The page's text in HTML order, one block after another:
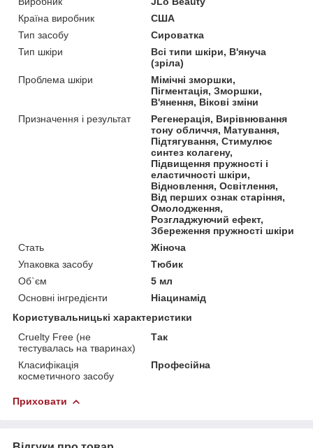
Країна виробник
США
Тип засобу
Сироватка
Тип шкіри
Всі типи шкіри, В'януча
(зріла)
Проблема шкіри
Мімічні зморшки,
Пігментація, Зморшки,
В'янення, Вікові зміни
Призначення і результат
Регенерація, Вирівнювання
тону обличчя, Матування,
Підтягування, Стимулює
синтез колагену,
Підвищення пружності і
еластичності шкіри,
Відновлення, Освітлення,
Від перших ознак старіння,
Омолодження,
Розгладжуючий ефект,
Збереження пружності шкіри
Стать
Жіноча
Упаковка засобу
Тюбик
Об`єм
5 мл
Основні інгредієнти
Ніацинамід
Користувальницькі характеристики
Cruelty Free (не
тестувалась на тваринах)
Так
Класифікація
косметичного засобу
Професійна
Приховати